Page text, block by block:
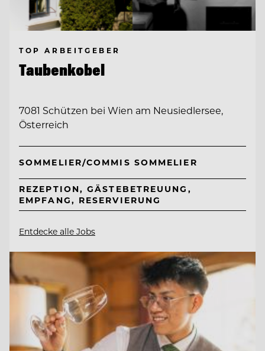
TOP ARBEITGEBER
Taubenkobel
7081 Schützen bei Wien am Neusiedlersee,
Österreich
SOMMELIER/COMMIS SOMMELIER
REZEPTION, GÄSTEBETREUUNG,
EMPFANG, RESERVIERUNG
Entdecke alle Jobs